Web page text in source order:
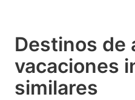
Destinos de
vacaciones
similares